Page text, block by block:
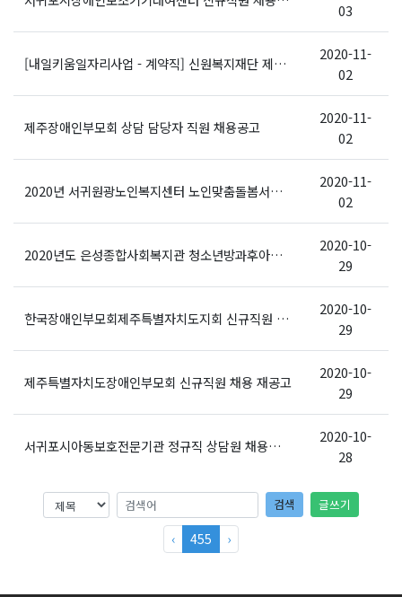
03
[내일키움일자리사업 - 계약직] 신원복지재단 제주장애인요양원 신규 직원 채용 재공고
2020-11-
02
제주장애인부모회 상담 담당자 직원 채용공고
2020-11-
02
2020년 서귀원광노인복지센터 노인맞춤돌봄서비스 사업 전담사회복지사 채용공고( 긴급)
2020-11-
02
2020년도 은성종합사회복지관 청소년방과후아카데미 담임 채용 공고(긴급)
2020-10-
29
한국장애인부모회제주특별자치도지회 신규직원 채용 재공고
2020-10-
29
제주특별자치도장애인부모회 신규직원 채용 재공고
2020-10-
29
서귀포시아동보호전문기관 정규직 상담원 채용계획 공고
2020-10-
28
검색어 검색어 검색 글쓰기
‹ 455 ›